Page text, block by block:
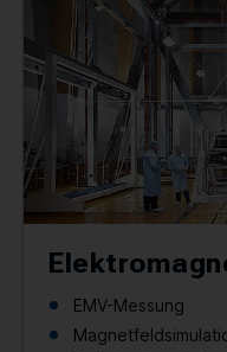
EMV-Messung